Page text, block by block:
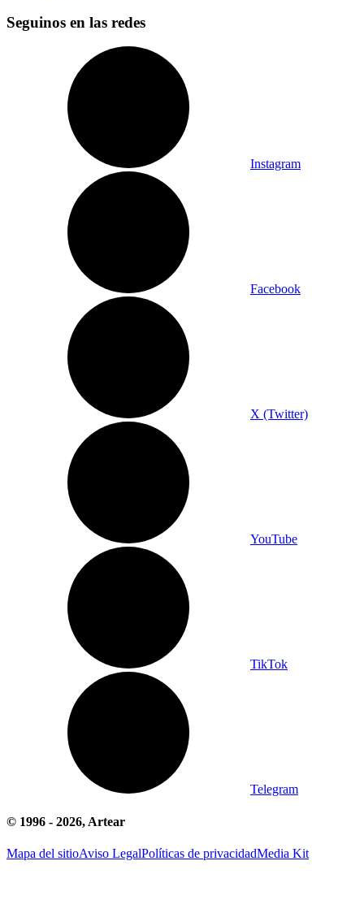
Seguinos en las redes
Instagram
Facebook
X (Twitter)
YouTube
TikTok
Telegram
© 1996 - 2026, Artear
Mapa del sitioAviso LegalPolíticas de privacidadMedia Kit